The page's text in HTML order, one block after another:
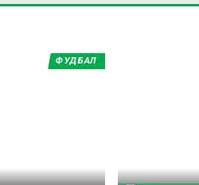
ФУДБАЛ